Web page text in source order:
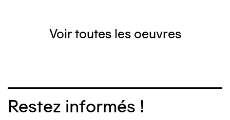
Voir toutes les oeuvres
Restez informés !